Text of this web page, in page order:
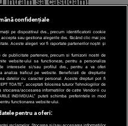
confidențiale
pe dispozitivul dvs., precum identificatorii cookie
sau gestiona alegerile dvs. făcând clic mai jos
Aceste alegeri vor fi raportate partenerilor noștri și
publicitate partenere, precum si furnizorii nostri de
website-ului sa functioneze, pentru a personaliza
interesele si/sau profilul dvs., pentru a va oferi
analiza traficul pe website. Beneficiati de drepturile
datelor cu caracter personal. Aceste drepturi pot fi
TOATE”, acceptati folosirea tuturor Tehnologiilor de
accesarea informatiilor de catre Vendor-ii cu
INDIVIDUAL” puteti schimba preferintele in mod
functionarea website-ului.
pentru a oferi: